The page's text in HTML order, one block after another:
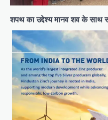
शपथ का उद्देश्य मानव शव के साथ